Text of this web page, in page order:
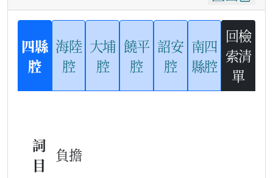
四縣
腔
海陸
腔
大埔
腔
饒平
腔
詔安
腔
南四
縣腔
回檢
索清
單
詞
目
負擔